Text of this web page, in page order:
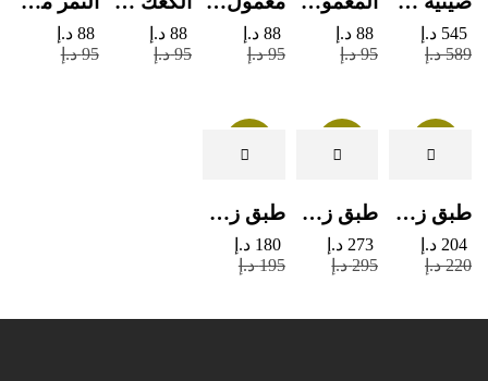
589 د.إ
545 د.إ
95 د.إ
88 د.إ
95 د.إ
88 د.إ
95 د.إ
88 د.إ
95 د.إ
88 د.إ
طبق زجاجي مربع يحتوي على تشكيلة من الشوكولاتة
220 د.إ
204 د.إ
طبق زجاجي دائري للحلوى مع الشوكولاتة
295 د.إ
273 د.إ
طبق زجاجي مربع يحتوي على الرهش
195 د.إ
180 د.إ